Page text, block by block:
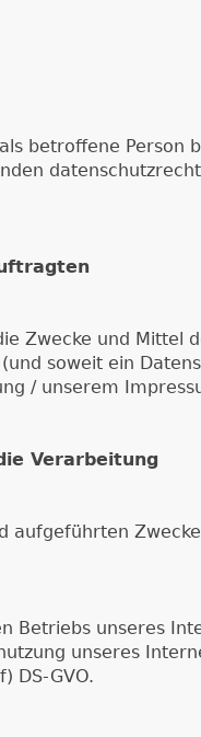
betroffene Person
Zwecke und Mittel
soweit ein
/ unserem
Verarbeitung
aufgeführten
Betriebs unseres
unseres
DS-GVO.